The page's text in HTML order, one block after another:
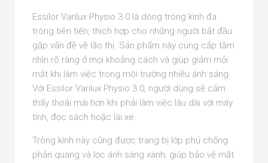
Essilor Varilux Physio 3.0 là dòng tròng kính đa
tròng tiên tiến, thích hợp cho những người bắt đầu
gặp vấn đề về lão thị. Sản phẩm này cung cấp tầm
nhìn rõ ràng ở mọi khoảng cách và giúp giảm mỏi
mắt khi làm việc trong môi trường nhiều ánh sáng.
Với Essilor Varilux Physio 3.0, người dùng sẽ cảm
thấy thoải mái hơn khi phải làm việc lâu dài với máy
tính, đọc sách hoặc lái xe.
Tròng kính này cũng được trang bị lớp phủ chống
phản quang và lọc ánh sáng xanh, giúp bảo vệ mắt